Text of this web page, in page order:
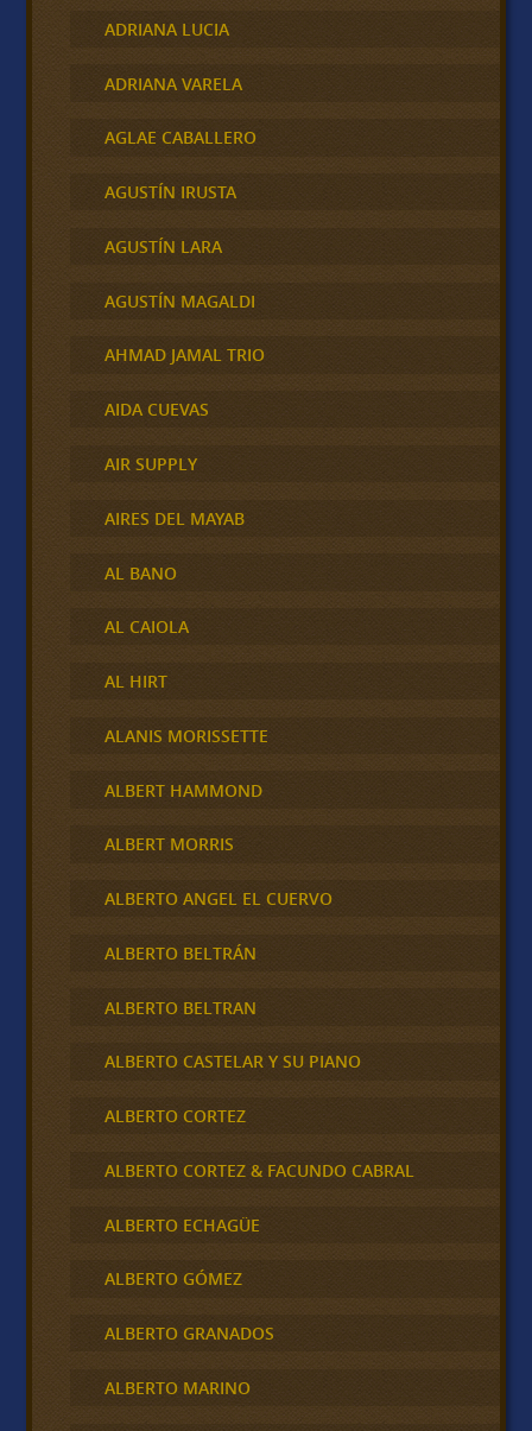
ADRIANA LUCIA
ADRIANA VARELA
AGLAE CABALLERO
AGUSTÍN IRUSTA
AGUSTÍN LARA
AGUSTÍN MAGALDI
AHMAD JAMAL TRIO
AIDA CUEVAS
AIR SUPPLY
AIRES DEL MAYAB
AL BANO
AL CAIOLA
AL HIRT
ALANIS MORISSETTE
ALBERT HAMMOND
ALBERT MORRIS
ALBERTO ANGEL EL CUERVO
ALBERTO BELTRÁN
ALBERTO BELTRAN
ALBERTO CASTELAR Y SU PIANO
ALBERTO CORTEZ
ALBERTO CORTEZ & FACUNDO CABRAL
ALBERTO ECHAGÜE
ALBERTO GÓMEZ
ALBERTO GRANADOS
ALBERTO MARINO